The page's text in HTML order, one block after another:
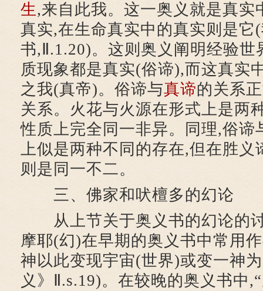
生,来自此我。这一奥义就是真实
真实,在生命真实中的真实则是它
书,Ⅱ.1.20)。这则奥义阐明经验世
质现象都是真实(俗谛),而这真实
之我(真帝)。俗谛与真谛的关系
关系。火花与火源在形式上是两
性质上完全同一非异。同理,俗谛
上似是两种不同的存在,但在胜义
则是同一不二。
三、佛家和吠檀多的幻论
从上节关于奥义书的幻论的
摩耶(幻)在早期的奥义书中常用
神以此变现宇宙(世界)或变一神
义》Ⅱ.s.19)。在较晚的奥义书中